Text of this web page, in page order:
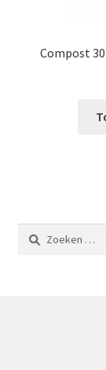
Compost
Zoeken
naar: